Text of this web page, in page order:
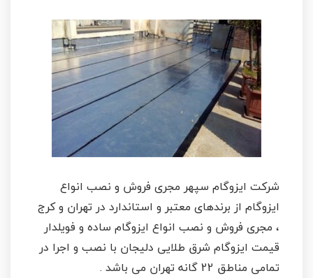
شرکت ایزوگام سپهر مجری فروش و نصب انواع
ایزوگام از برندهای معتبر و استاندارد در تهران و کرج
، مجری فروش و نصب انواع ایزوگام ساده و فویلدار
قیمت ایزوگام شرق طلایی دلیجان با نصب و اجرا در
تمامی مناطق 22 گانه تهران می باشد .